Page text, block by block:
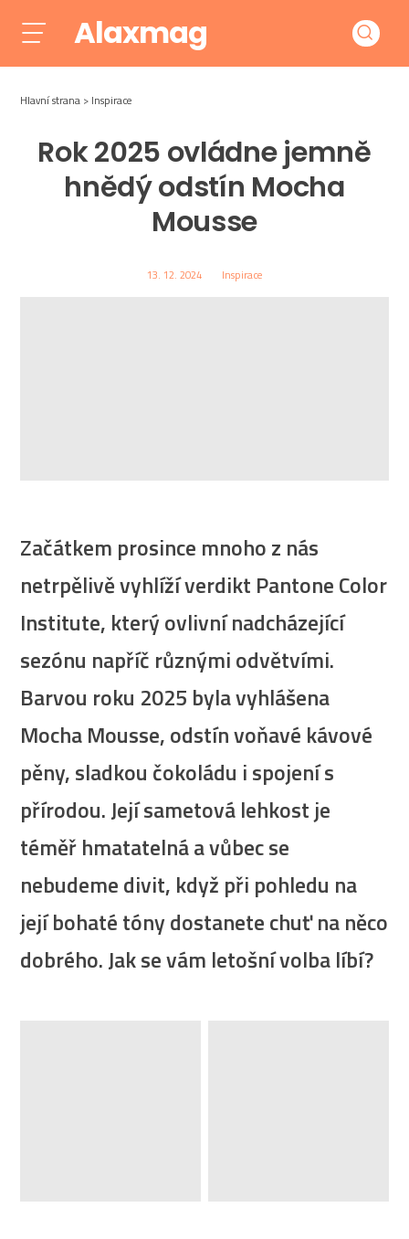
Alaxmag
Hlavní strana Inspirace
Rok 2025 ovládne jemně
hnědý odstín Mocha
Mousse
13. 12. 2024 Inspirace
Začátkem prosince mnoho z nás
netrpělivě vyhlíží verdikt Pantone Color
Institute, který ovlivní nadcházející
sezónu napříč různými odvětvími.
Barvou roku 2025 byla vyhlášena
Mocha Mousse, odstín voňavé kávové
pěny, sladkou čokoládu i spojení s
přírodou. Její sametová lehkost je
téměř hmatatelná a vůbec se
nebudeme divit, když při pohledu na
její bohaté tóny dostanete chuť na něco
dobrého. Jak se vám letošní volba líbí?